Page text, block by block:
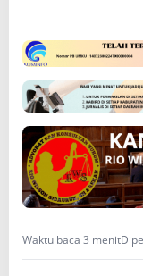
L
i
m
a
N
e
g
a
r
a
s
Waktu baca 3 menit